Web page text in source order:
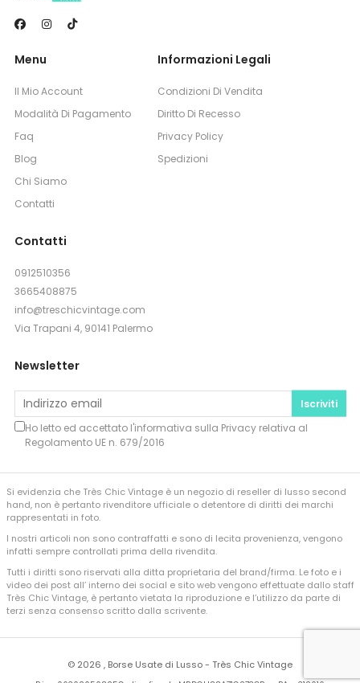
Menu
Il Mio Account
Modalità Di Pagamento
Faq
Blog
Chi Siamo
Contatti
Informazioni Legali
Condizioni Di Vendita
Diritto Di Recesso
Privacy Policy
Spedizioni
Contatti
0912510356
3665408875
info@treschicvintage.com
Via Trapani 4, 90141 Palermo
Newsletter
Iscriviti
Ho letto ed accettato l'informativa sulla Privacyrelativa al
Regolamento UE n. 679/2016
Si evidenzia che Très Chic Vintage è un negozio di reseller di lusso second
hand, non è pertanto rivenditore ufficiale o detentore di diritti dei marchi
rappresentati in foto.
I nostri articoli non sono contraffatti e sono di lecita provenienza, vengono
infatti sempre controllati prima della rivendita.
Tutti i diritti sono riservati alla ditta proprietaria del brand/firma. Le foto e i
video dei post all’ interno dei social e sito web vengono effettuate dallo staff
Très Chic Vintage, è pertanto vietata la riproduzione e l’utilizzo da parte di
terzi senza consenso scritto dalla scrivente.
© 2026 , Borse Usate di Lusso - Très Chic Vintage